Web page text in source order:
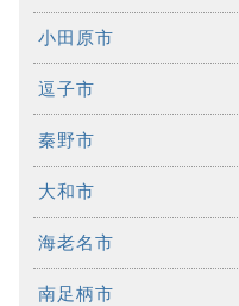
小田原市
逗子市
秦野市
大和市
海老名市
南足柄市